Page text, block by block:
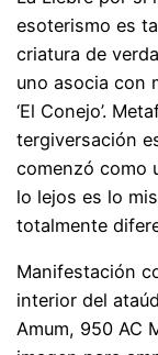
esoterismo es
criatura de
uno asocia con
‘El Conejo’.
tergiversación
comenzó como
lo lejos es lo
totalmente
Manifestación
interior del
Amum, 950 AC